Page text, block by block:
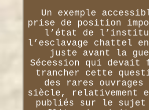
Un exemple
prise de position
l’état de
l’esclavage chattel en
juste avant la
Sécession qui devait
trancher cette
des rares ouvrages
siècle, relativement
publiés sur le sujet